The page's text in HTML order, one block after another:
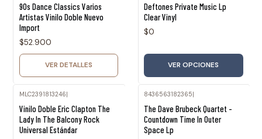
90s Dance Classics Varios
Artistas Vinilo Doble Nuevo
Import
$52.900
VER DETALLES
Deftones Private Music Lp
Clear Vinyl
$0
VER OPCIONES
MLC2391813246
Vinilo Doble Eric Clapton The
Lady In The Balcony Rock
Universal Estándar
8436563182365
The Dave Brubeck Quartet -
Countdown Time In Outer
Space Lp